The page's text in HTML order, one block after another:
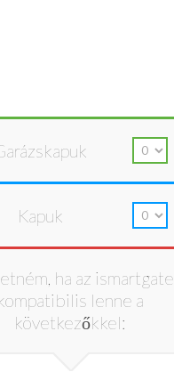
Kapuk
ha az ismartgate
lenne a
következőkkel: